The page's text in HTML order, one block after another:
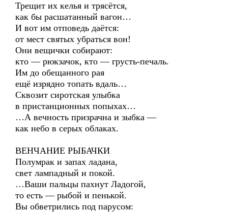
Трещит их келья и трясётся,
как бы расшатанный вагон…
И вот им отповедь даётся:
от мест святых убраться вон!
Они вещички собирают:
кто — рюкзачок, кто — грусть-печаль.
Им до обещанного рая
ещё изрядно топать вдаль…
Сквозит сиротская улыбка
в пристанционных попыхах…
…А вечность призрачна и зыбка —
как небо в серых облаках.
ВЕНЧАНИЕ РЫБАЧКИ
Полумрак и запах ладана,
свет лампадный и покой.
…Ваши пальцы пахнут Ладогой,
то есть — рыбой и пенькой.
Вы обветрились под парусом: